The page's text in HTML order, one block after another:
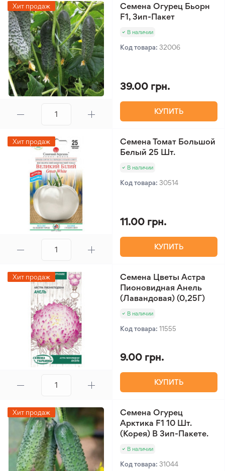
Хит продаж
Семена Огурец Бьорн
F1, Зип-Пакет
В наличии
Код товара: 32006
39.00 грн.
КУПИТЬ
Хит продаж
Семена Томат Большой
Белый 25 Шт.
В наличии
Код товара: 30514
11.00 грн.
КУПИТЬ
Хит продаж
Семена Цветы Астра
Пионовидная Анель
(Лавандовая) (0,25Г)
В наличии
Код товара: 11555
9.00 грн.
КУПИТЬ
Хит продаж
Семена Огурец
Арктика F1 10 Шт.
(Корея) В Зип-Пакете.
В наличии
Код товара: 31044